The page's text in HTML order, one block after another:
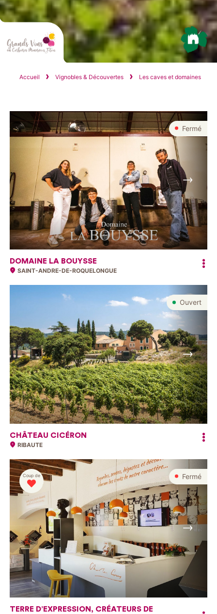
Accueil Vignobles & Découvertes Les caves et domaines
Fermé
Suivant
DOMAINE LA BOUYSSE
SAINT-ANDRE-DE-ROQUELONGUE
Ouvert
Suivant
CHÂTEAU CICÉRON
RIBAUTE
Fermé
Coup de
Suivant
TERRE D’EXPRESSION, CRÉATEURS DE